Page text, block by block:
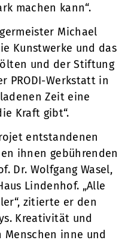
machen kann“.
Michael
Kunstwerke und das
und der Stiftung
PRODI-Werkstatt in
Zeit eine
Kraft gibt“.
entstandenen
ihnen gebührenden
Dr. Wolfgang Wasel,
Lindenhof. „Alle
zitierte er den
Kreativität und
inne und